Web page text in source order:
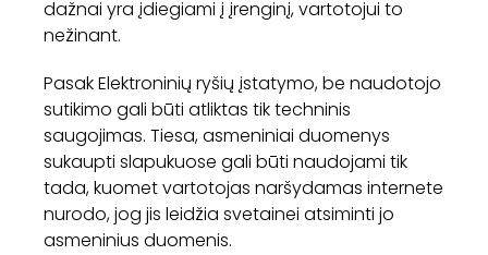
dažnai yra įdiegiami į įrenginį, vartotojui to
nežinant.
Pasak Elektroninių ryšių įstatymo, be naudotojo
sutikimo gali būti atliktas tik techninis
saugojimas. Tiesa, asmeniniai duomenys
sukaupti slapukuose gali būti naudojami tik
tada, kuomet vartotojas naršydamas internete
nurodo, jog jis leidžia svetainei atsiminti jo
asmeninius duomenis.